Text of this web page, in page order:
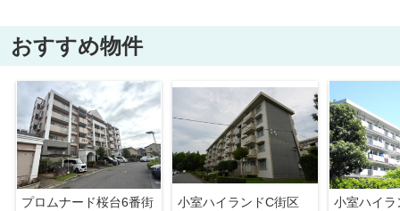
おすすめ物件
プロムナード桜台6番街
小室ハイランドC街区
小室ハイラ